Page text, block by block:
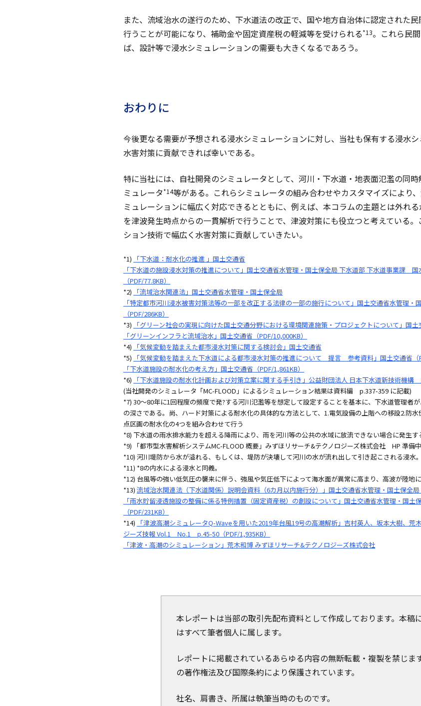
また、流域治水の遂行のため、下水道法の改正で、国や地方自治体に認定された
行うことが可能になり、補助金や固定資産税の軽減等を受けられる*13。これら民
ば、設計等で浸水シミュレーションの需要も大きくなるであろう。
おわりに
今後更なる需要が予想される浸水シミュレーションに対し、当社も保有する浸水シ
水害対策に貢献できれば幸いである。
特に当社には、自社開発のシミュレータとして、河川・下水道・地表面氾濫の同
ミュレータ*14等がある。これらシミュレータの組み合わせやカスタマイズにより
ミュレーションに幅広く対応できるとともに、例えば、本コラムの主題とは外れ
を津波発生時点からの一貫解析で行うことで、津波対策にも役立つと考えている
ション技術で幅広く水害対策に貢献していきたい。
*1)
「下水道：耐水化の推進 」国土交通省
「下水道の施設浸水対策の推進について」国土交通省水管理・国土保全局 下水道部 下水道事業課
（PDF/77.8KB）
*2)
「流域治水関連法」国土交通省水管理・国土保全局
「特定都市河川浸水被害対策法等の一部を改正する法律の一部の施行について」国土交通省水管理
（PDF/286KB）
*3)
「グリーン社会の実現に向けた国土交通分野における環境関連施策・プロジェクトについて」国土
「グリーンインフラと流域治水」国土交通省（PDF/10,000KB）
*4)
「気候変動を踏まえた都市浸水対策に関する検討会」国土交通省
*5)
「気候変動を踏まえた下水道による都市浸水対策の推進について 提言 参考資料」国土交通省（
「下水道施設の耐水化の考え方」国土交通省（PDF/1,861KB）
*6)
「下水道施設の耐水化計画および対策立案に関する手引き」公益財団法人 日本下水道新技術機構
(当社開発のシミュレータ「MC-FLOOD」によるシミュレーション結果は資料編 p.337-359 に記載)
*7) 30～80年に1回程度の頻度で発?する河川氾濫等を想定して設定することを基本に、下水道管理者
の深さである。尚、ハード対策による耐水化の具体的な方法として、1.電気設備の上階への移設2.防
点区画の耐水化の4つを組み合わせて行う
*8) 下水道の雨水排水能力を超える降雨により、雨を河川等の公共の水域に放流できない場合に発生す
*9) 「都市型水害解析システムMC-FLOOD 概要」みずほリサーチ&テクノロジーズ株式会社 HP 準備中
*10) 河川堤防から水が溢れる、もしくは、堤防が決壊して河川の水が流れ出して引き起こされる浸水。
*11) *8の内水による浸水と同義。
*12) 台風等の強い低気圧の襲来に伴う、強風や気圧低下によって海水面が異常に高まり、高波が陸地
*13) 流域治水関連法（下水道関係）説明会資料（6カ月以内施行分）」国土交通省水管理・国土保全局
「雨水貯留浸透施設の整備に係る特例措置（固定資産税）の創設について」国土交通省水管理・国土
（PDF/231KB）
*14)
「津波高潮シミュレータQ-Waveを用いた2019年台風19号の高潮解析」吉村英人、坂本大樹、
ジーズ技報 Vol.1 No.1 p.45-50（PDF/1,935KB）
「津波・高潮のシミュレーション」荒木和博 みずほリサーチ&テクノロジーズ株式会社
本レポートは当部の取引先配布資料として作成しております。本稿
はすべて筆者個人に属します。
レポートに掲載されているあらゆる内容の無断転載・複製を禁じま
の著作権法及び国際条約により保護されています。
社名、肩書き、所属は執筆当時のものです。